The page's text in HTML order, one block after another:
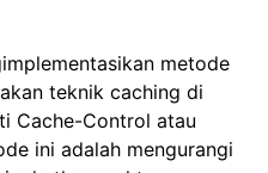
metode
teknik caching di
Cache-Control atau
ini adalah mengurangi